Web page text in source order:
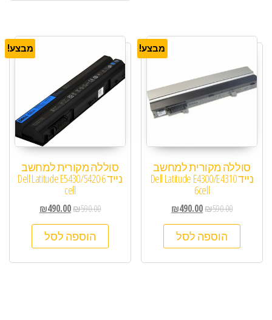
מבצע!
סוללה מקורית למחשב
נייד Dell Latitude E4300/E4310
6cell
₪590.00
₪490.00
הוספה לסל
מבצע!
סוללה מקורית למחשב
נייד Dell Latitude E5430/5420 6
cell
₪590.00
₪490.00
הוספה לסל